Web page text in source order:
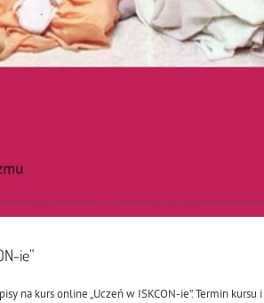
ie”
na kurs online „Uczeń w ISKCON-ie”. Termin